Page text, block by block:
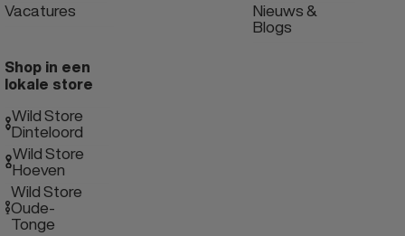
Vacatures
Nieuws &
Blogs
Shop in een
lokale store
Wild Store
Dinteloord
Wild Store
Hoeven
Wild Store
Oude-
Tonge